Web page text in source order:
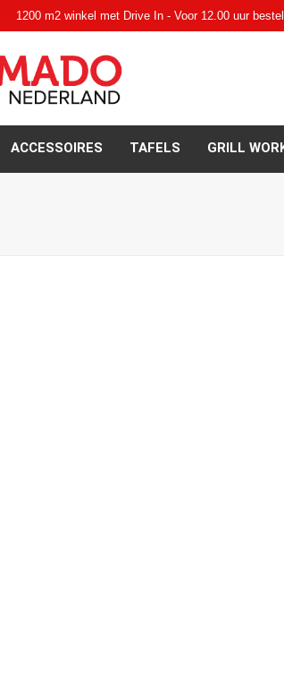
1200 m2 winkel met Drive In - Voor 12.00 uur
ACCESSOIRES TAFELS GRILL